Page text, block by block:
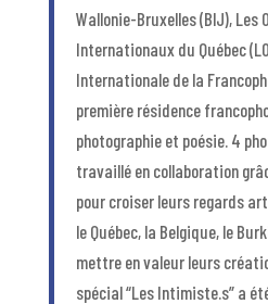
Wallonie-Bruxelles (BIJ), Les
Internationaux du Québec
Internationale de la
première résidence
photographie et poésie. 4
travaillé en collaboration
pour croiser leurs regards
le Québec, la Belgique, le
mettre en valeur leurs
spécial “Les Intimiste.s” a